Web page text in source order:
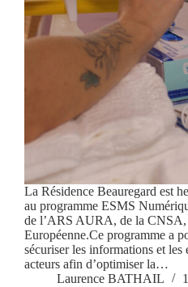
La Résidence Beauregard est
au programme ESMS
de l’ARS AURA, de la CNSA,
Européenne.Ce programme a
sécuriser les informations et les
acteurs afin d’optimiser la…
Laurence BATHAIL